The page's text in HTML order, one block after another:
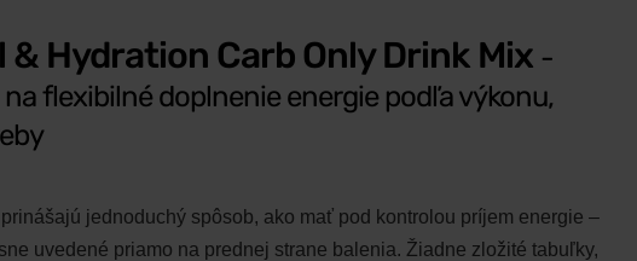
& Hydration Carb Only Drink Mix -
flexibilné doplnenie energie podľa výkonu,
prinášajú jednoduchý spôsob, ako mať pod kontrolou príjem energie –
uvedené priamo na prednej strane balenia. Žiadne zložité tabuľky,